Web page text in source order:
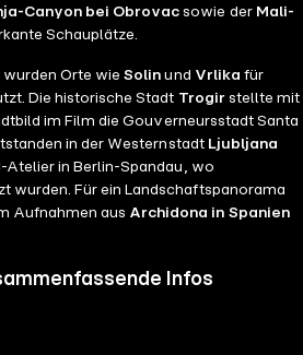
Canyon bei Obrovac sowie der Mali-
Schauplätze.
wurden Orte wieSolin und Vrlika für
Die historische Stadt Trogirstellte mit
im Film die Gouverneursstadt Santa
in der Westernstadt Ljubljana
Atelier in Berlin-Spandau, wo
wurden. Für ein Landschaftspanorama
Aufnahmen aus Archidona in Spanien
Infos